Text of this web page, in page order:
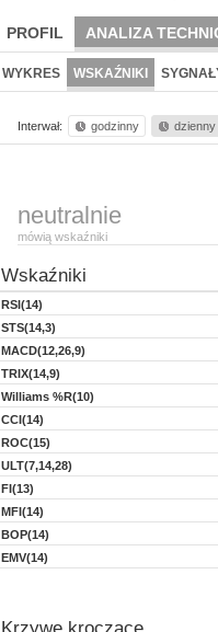
PROFIL ANALIZA
WYKRES WSKAŹNIKI
Interwał: godzinny dzienny
neutralnie
mówią wskaźniki
Wskaźniki
RSI(14)
STS(14,3)
MACD(12,26,9)
TRIX(14,9)
Williams %R(10)
CCI(14)
ROC(15)
ULT(7,14,28)
FI(13)
MFI(14)
BOP(14)
EMV(14)